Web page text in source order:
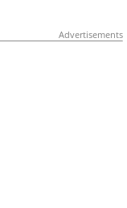
Advertisements